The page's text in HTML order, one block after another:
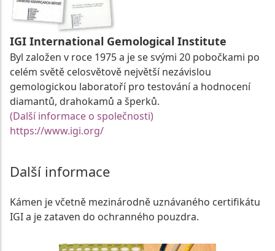
IGI International Gemological Institute
Byl založen v roce 1975 a je se svými 20 pobočkami po
celém světě celosvětově největší nezávislou
gemologickou laboratoří pro testování a hodnocení
diamantů, drahokamů a šperků.
(Další informace o společnosti)
https://www.igi.org/
Další informace
Kámen je včetně mezinárodně uznávaného certifikátu
IGI a je zataven do ochranného pouzdra.